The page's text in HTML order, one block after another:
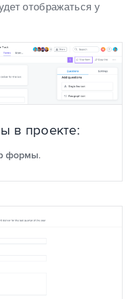
отображаться у
в проекте:
формы.